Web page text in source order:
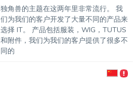
独角兽的主题在这两年里非常流行。 我
们为我们的客户开发了大量不同的产品来
选择 IT。 产品包括服装，WIG，TUTUS
和附件，我们为我们的客户提供了很多不
同的